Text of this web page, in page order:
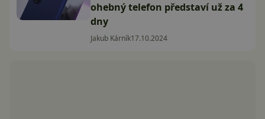
ohebný telefon představí už za 4
dny
Jakub Kárník17.10.2024